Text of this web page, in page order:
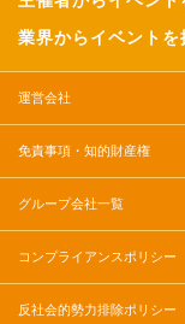
業界からイベントを
運営会社
免責事項・知的財産権
グループ会社一覧
コンプライアンスポリシー
反社会的勢力排除ポリシー